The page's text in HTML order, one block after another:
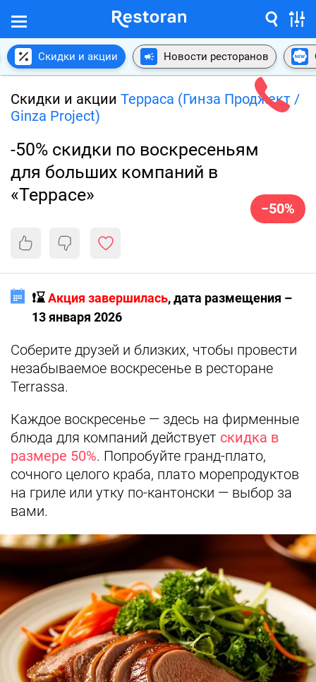
Скидки и акции Новости ресторанов
Скидки и акции Терраса (Гинза Проджект /
Ginza Project)
-50% скидки по воскресеньям
для больших компаний в
«Террасе»
−50%
❗️⌛️Акция завершилась, дата размещения –
13 января 2026
Соберите друзей и близких, чтобы провести
незабываемое воскресенье в ресторане
Terrassa.
Каждое воскресенье — здесь на фирменные
блюда для компаний действует скидка в
размере 50%. Попробуйте гранд-плато,
сочного целого краба, плато морепродуктов
на гриле или утку по-кантонски — выбор за
вами.